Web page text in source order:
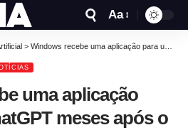
Aa
> Windows recebe uma aplicação para usar o ChatGPT meses após o macOS
uma aplicação
meses após o